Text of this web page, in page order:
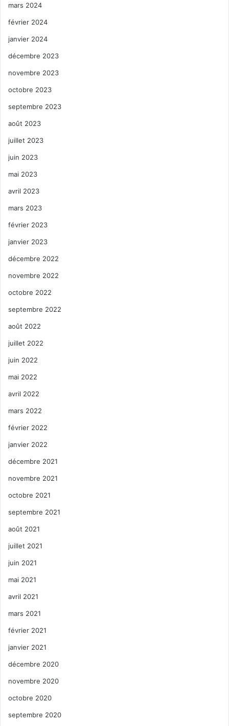
mars 2024
février 2024
janvier 2024
décembre 2023
novembre 2023
octobre 2023
septembre 2023
août 2023
juillet 2023
juin 2023
mai 2023
avril 2023
mars 2023
février 2023
janvier 2023
décembre 2022
novembre 2022
octobre 2022
septembre 2022
août 2022
juillet 2022
juin 2022
mai 2022
avril 2022
mars 2022
février 2022
janvier 2022
décembre 2021
novembre 2021
octobre 2021
septembre 2021
août 2021
juillet 2021
juin 2021
mai 2021
avril 2021
mars 2021
février 2021
janvier 2021
décembre 2020
novembre 2020
octobre 2020
septembre 2020